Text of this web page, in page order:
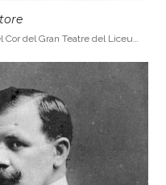
del Gran Teatre del Liceu…